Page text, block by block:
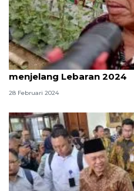
Pemkab sebut harga
menjelang Lebaran 2024
28 Februari 2024